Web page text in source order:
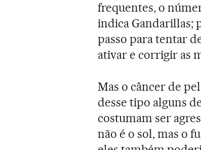
frequentes, o
indica Gandarillas;
passo para tentar
ativar e corrigir as
Mas o câncer de
desse tipo alguns
costumam ser
não é o sol, mas o